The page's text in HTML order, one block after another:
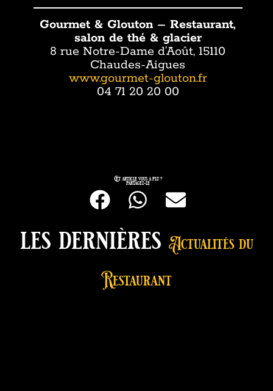
Gourmet & Glouton – Restaurant,
salon de thé & glacier
8 rue Notre-Dame d’Août, 15110
Chaudes-Aigues
www.gourmet-glouton.fr
04 71 20 20 00
Cet article vous a plu ?
partagez-le
les dernières Actualités du
Restaurant